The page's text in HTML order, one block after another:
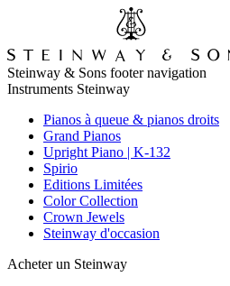
Steinway & Sons footer navigation
Instruments Steinway
Pianos à queue & pianos droits
Grand Pianos
Upright Piano | K-132
Spirio
Editions Limitées
Color Collection
Crown Jewels
Steinway d'occasion
Acheter un Steinway